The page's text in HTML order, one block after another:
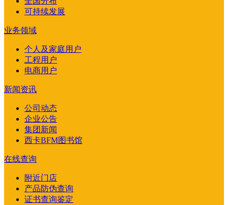
可持续发展
业务领域
个人及家庭用户
工程用户
电商用户
新闻资讯
公司动态
企业公告
集团新闻
西卡BFM图书馆
在线查询
附近门店
产品防伪查询
证书查询鉴定